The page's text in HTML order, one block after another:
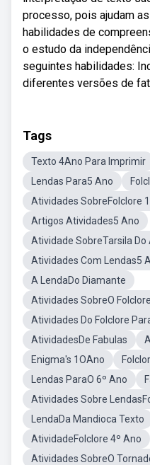
processo, pois ajudam
habilidades de
o estudo da
seguintes habilidades:
diferentes versões de
Tags
Texto 4Ano Para Imprimir
Lendas Para5 Ano
Atividades SobreFolclore
Artigos Atividades5 Ano
Atividade SobreTarsila Do
Atividades Com Lendas5
A LendaDo Diamante
Atividades SobreO
Atividades Do Folclore
AtividadesDe Fabulas
Enigma's 1OAno
Lendas ParaO 6º Ano
Atividades Sobre
LendaDa Mandioca Texto
AtividadeFolclore 4º Ano
Atividades SobreO